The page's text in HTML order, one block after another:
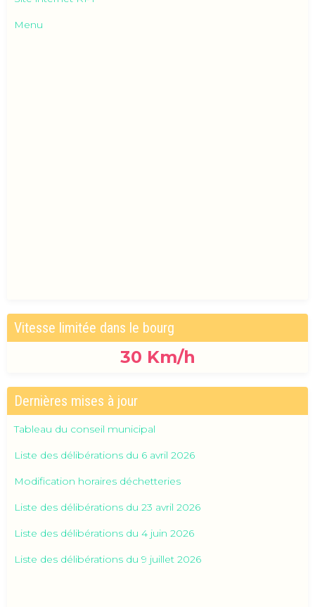
Menu
Vitesse limitée dans le bourg
30 Km/h
Dernières mises à jour
Tableau du conseil municipal
Liste des délibérations du 6 avril 2026
Modification horaires déchetteries
Liste des délibérations du 23 avril 2026
Liste des délibérations du 4 juin 2026
Liste des délibérations du 9 juillet 2026